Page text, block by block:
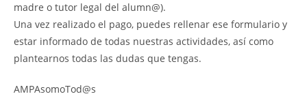
madre o tutor legal del alumn@).
Una vez realizado el pago, puedes rellenar ese formulario y
estar informado de todas nuestras actividades, así como
plantearnos todas las dudas que tengas.
AMPAsomoTod@s